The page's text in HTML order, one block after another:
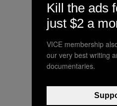
Kill the ads
just $2 a
VICE membership
our very best writing
documentaries.